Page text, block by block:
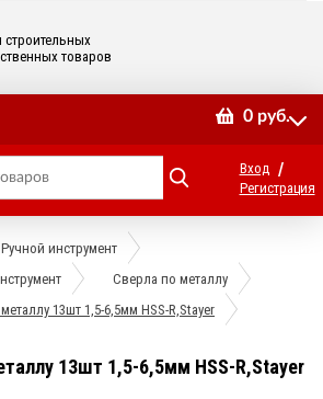
строительных
товаров
0 руб.
Вход /
Регистрация
Ручной инструмент
Сверла по металлу
13шт 1,5-6,5мм HSS-R,Stayer
13шт 1,5-6,5мм HSS-R,Stayer